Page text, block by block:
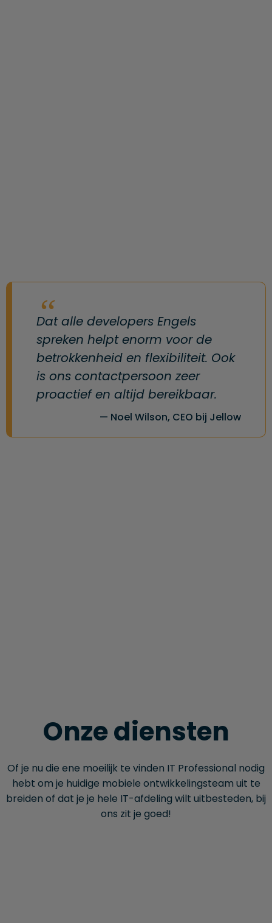
Dat alle developers Engels
spreken helpt enorm voor de
betrokkenheid en flexibiliteit. Ook
is ons contactpersoon zeer
proactief en altijd bereikbaar.
Noel Wilson, CEO bij Jellow
Onze diensten
Of je nu die ene moeilijk te vinden IT Professional nodig
hebt om je huidige mobiele ontwikkelingsteam uit te
breiden of dat je je hele IT-afdeling wilt uitbesteden, bij
ons zit je goed!